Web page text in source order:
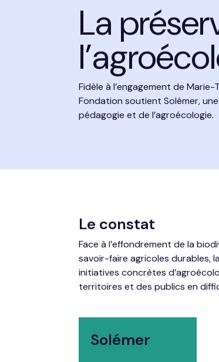
La
Fidèle à l’engagement de
Fondation soutient Solémer,
pédagogie et de l’agroécologie.
Le constat
Face à l’effondrement de la
savoir-faire agricoles durables,
initiatives concrètes
territoires et des publics en
Solémer